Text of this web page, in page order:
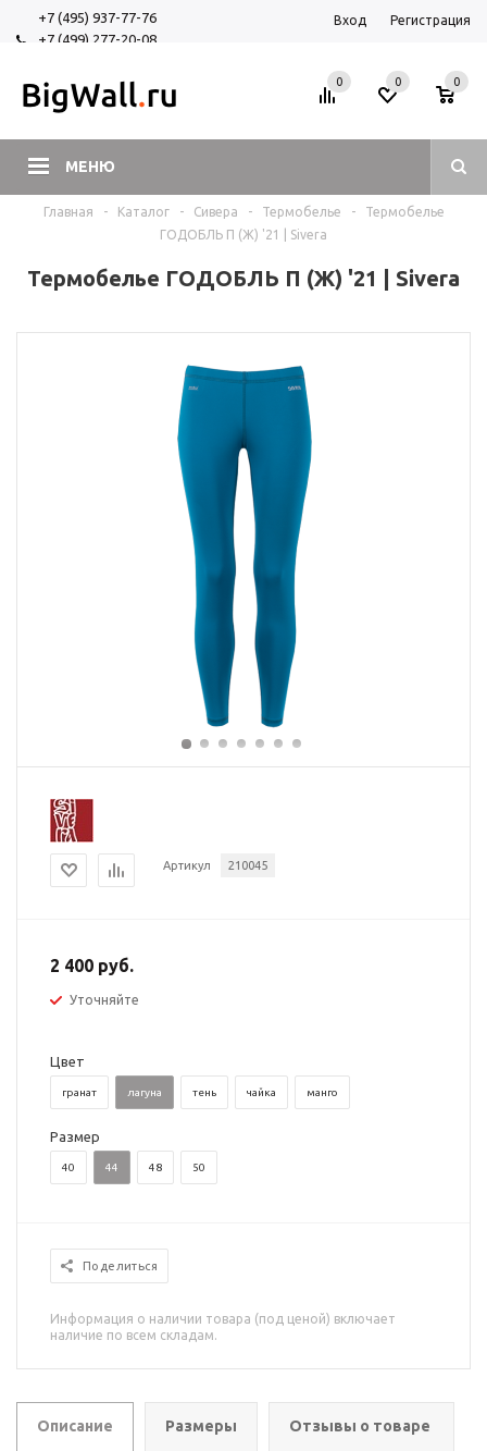
+7 (495) 937-77-76
+7 (499) 277-20-08
Вход Регистрация
МЕНЮ
0 0
0
Главная - Каталог - Сивера - Термобелье -
Термобелье
ГОДОБЛЬ П (Ж) '21 | Sivera
Термобелье ГОДОБЛЬ П (Ж) '21 | Sivera
Артикул 210045
2 400 руб.
Уточняйте
Цвет
гранат лагуна тень чайка манго
Размер
40 44 48 50
Поделиться
Информация о наличии товара (под ценой) включает
наличие по всем складам.
Описание Размеры Отзывы о товаре